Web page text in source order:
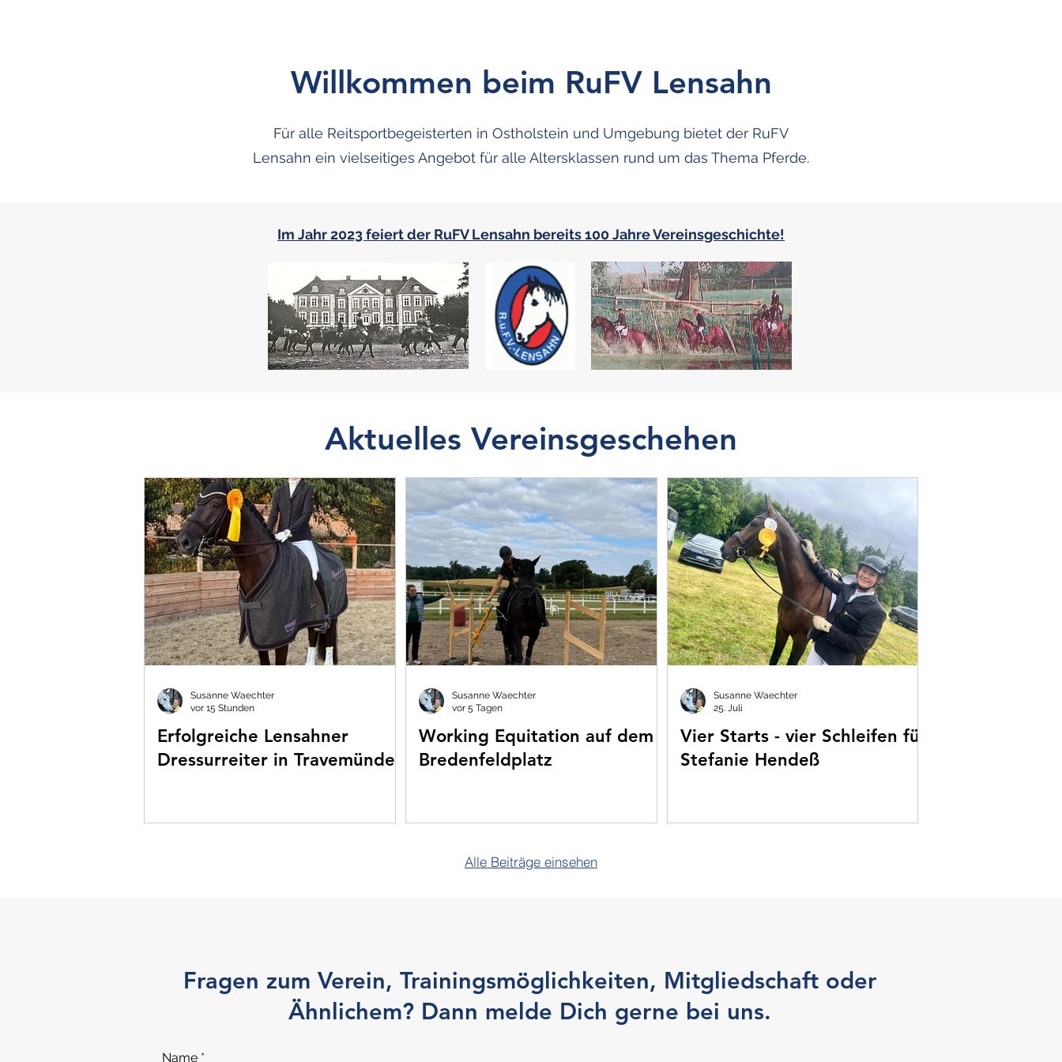
Willkommen beim RuFV Lensahn
Für alle Reitsportbegeisterten in Ostholstein und Umgebung bietet der RuFV
Lensahn ein vielseitiges Angebot für alle Altersklassen rund um das Thema Pferde.
Im Jahr 2023 feiert der RuFV Lensahn bereits 100 Jahre Vereinsgeschichte!
Aktuelles Vereinsgeschehen
Erfolgreiche Lensahner
Dressurreiter in Travemünde
Susanne Waechter
vor 15 Stunden
Working Equitation auf dem
Bredenfeldplatz
Susanne Waechter
vor 5 Tagen
Vier Starts - vier Schleifen für
Stefanie Hendeß
Susanne Waechter
25. Juli
Alle Beiträge einsehen
Fragen zum Verein, Trainingsmöglichkeiten, Mitgliedschaft oder
Ähnlichem? Dann melde Dich gerne bei uns.
Name